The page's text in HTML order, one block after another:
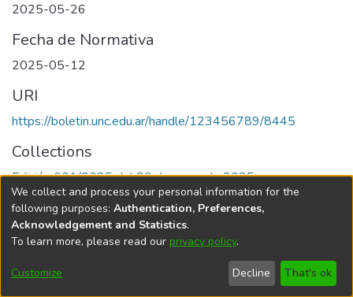
2025-05-26
Fecha de Normativa
2025-05-12
URI
https://boletin.unc.edu.ar/handle/123456789/8445
Collections
Edición 001/2025 del 26 de mayo de 2025
Universidad Nacional de Córdoba
We collect and process your personal information for the
following purposes: Authentication, Preferences,
Acknowledgement and Statistics.
To learn more, please read our privacy policy.
Customize Decline That's ok